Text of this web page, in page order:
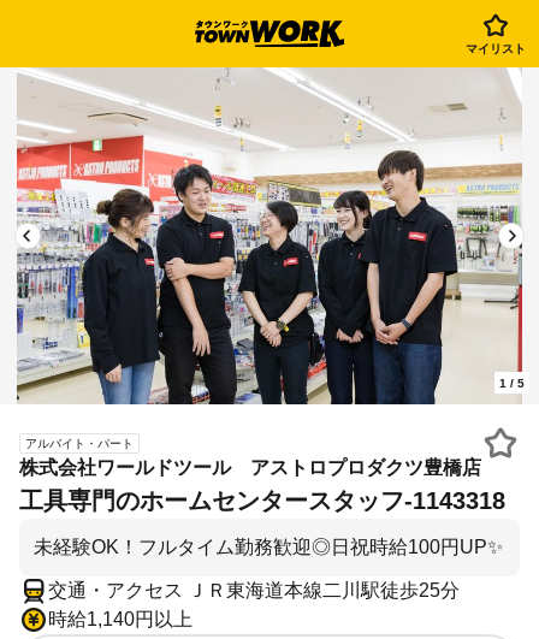
マイリスト
1 / 5
アルバイト・パート
株式会社ワールドツール アストロプロダクツ豊橋店
工具専門のホームセンタースタッフ-1143318
未経験OK！フルタイム勤務歓迎◎日祝時給100円UP✨
交通・アクセス ＪＲ東海道本線二川駅徒歩25分
時給1,140円以上